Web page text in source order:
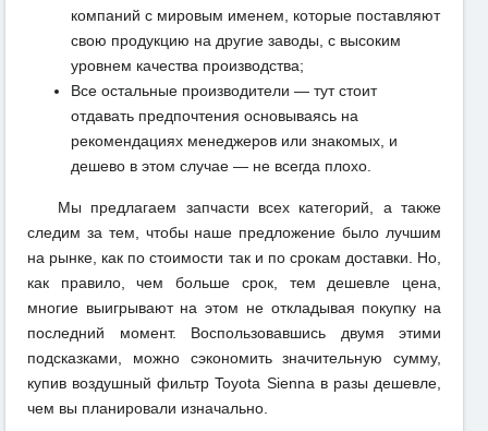
компаний с мировым именем, которые поставляют
свою продукцию на другие заводы, с высоким
уровнем качества производства;
Все остальные производители — тут стоит
отдавать предпочтения основываясь на
рекомендациях менеджеров или знакомых, и
дешево в этом случае — не всегда плохо.
Мы предлагаем запчасти всех категорий, а также
следим за тем, чтобы наше предложение было лучшим
на рынке, как по стоимости так и по срокам доставки. Но,
как правило, чем больше срок, тем дешевле цена,
многие выигрывают на этом не откладывая покупку на
последний момент. Воспользовавшись двумя этими
подсказками, можно сэкономить значительную сумму,
купив воздушный фильтр Toyota Sienna в разы дешевле,
чем вы планировали изначально.